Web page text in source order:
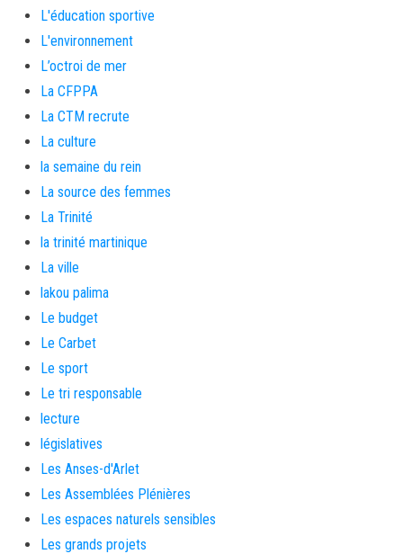
L'éducation sportive
L'environnement
L’octroi de mer
La CFPPA
La CTM recrute
La culture
la semaine du rein
La source des femmes
La Trinité
la trinité martinique
La ville
lakou palima
Le budget
Le Carbet
Le sport
Le tri responsable
lecture
législatives
Les Anses-d'Arlet
Les Assemblées Plénières
Les espaces naturels sensibles
Les grands projets